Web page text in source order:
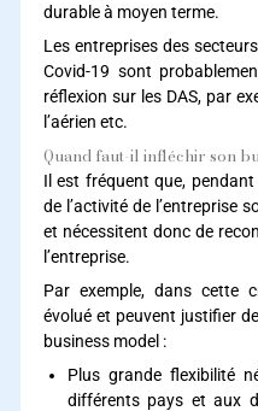
durable à moyen terme.
Les entreprises des
Covid-19 sont
réflexion sur les DAS, par
l’aérien etc.
Quand faut-il infléchir son
Il est fréquent que,
de l’activité de l’entreprise
et nécessitent donc de
l’entreprise.
Par exemple, dans cette
évolué et peuvent justifier
business model :
Plus grande flexibilité
différents pays et aux